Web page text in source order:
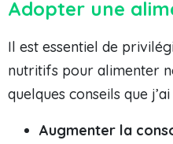
Adopter une
Il est essentiel de
nutritifs pour alimenter
quelques conseils que
Augmenter la